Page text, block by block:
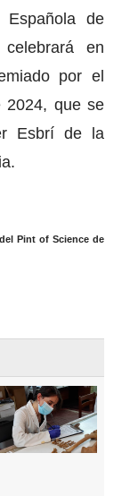
Española de
en
por el
2024, que se
Esbrí de la
Pint of Science de